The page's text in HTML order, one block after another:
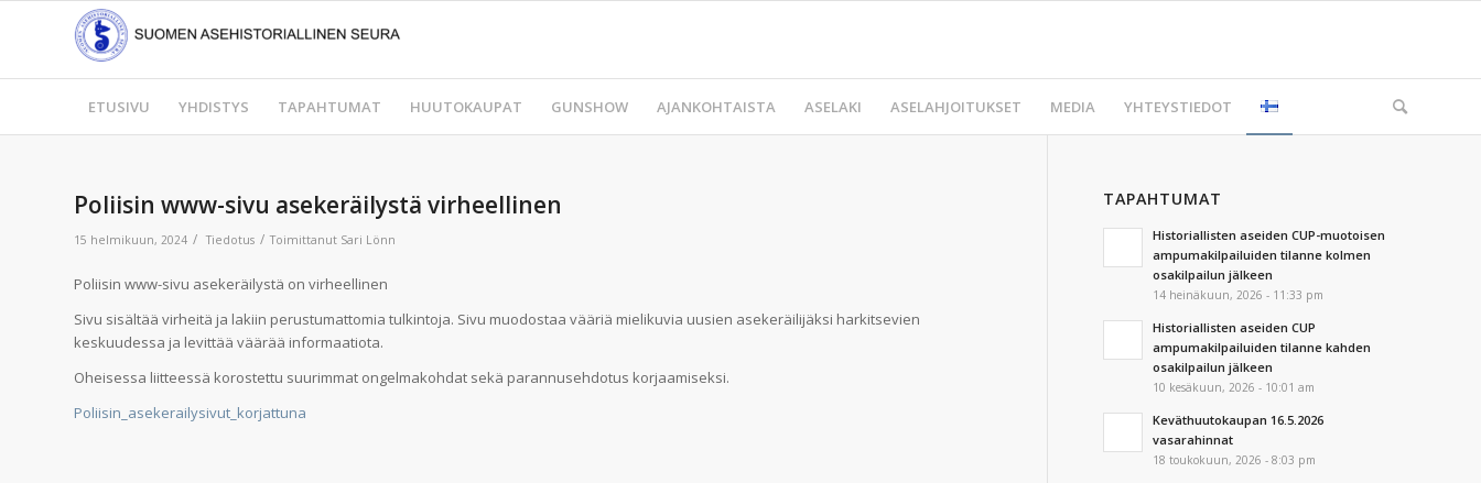
ETUSIVU YHDISTYS TAPAHTUMAT HUUTOKAUPAT GUNSHOW AJANKOHTAISTA ASELAKI ASELAHJOITUKSET MEDIA YHTEYSTIEDOT
Poliisin www-sivu asekeräilystä virheellinen
15 helmikuun, 2024 / Tiedotus / Toimittanut Sari Lönn
Poliisin www-sivu asekeräilystä on virheellinen
Sivu sisältää virheitä ja lakiin perustumattomia tulkintoja. Sivu muodostaa vääriä mielikuvia uusien asekeräilijäksi harkitsevien
keskuudessa ja levittää väärää informaatiota.
Oheisessa liitteessä korostettu suurimmat ongelmakohdat sekä parannusehdotus korjaamiseksi.
Poliisin_asekerailysivut_korjattuna
TAPAHTUMAT
Historiallisten aseiden CUP-muotoisen
ampumakilpailuiden tilanne kolmen
osakilpailun jälkeen
14 heinäkuun, 2026 - 11:33 pm
Historiallisten aseiden CUP
ampumakilpailuiden tilanne kahden
osakilpailun jälkeen
10 kesäkuun, 2026 - 10:01 am
Keväthuutokaupan 16.5.2026
vasarahinnat
18 toukokuun, 2026 - 8:03 pm